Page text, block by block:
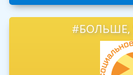
#БОЛЬШЕ,